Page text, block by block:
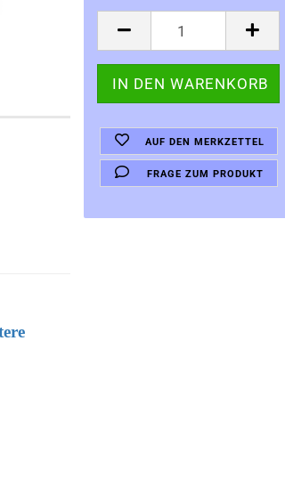
AUF DEN MERKZETTEL
FRAGE ZUM PRODUKT